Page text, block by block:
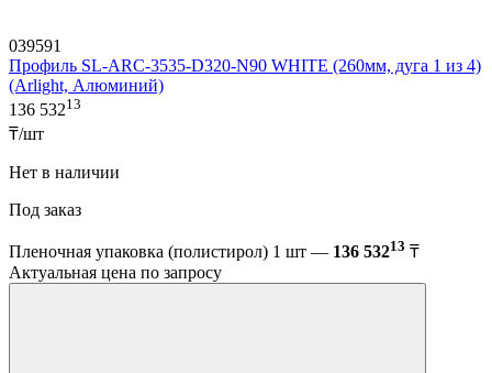
039591
Профиль SL-ARC-3535-D320-N90 WHITE (260мм, дуга 1 из 4)
(Arlight, Алюминий)
136 53213
₸/шт
Нет в наличии
Под заказ
Пленочная упаковка (полистирол) 1 шт — 136 53213 ₸
Актуальная цена по запросу